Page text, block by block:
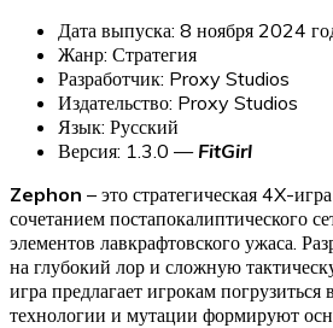
Дата выпуска: 8 ноября 2024
Жанр: Стратегия
Разработчик: Proxy Studios
Издательство: Proxy Studios
Язык: Русский
Версия: 1.3.0 — FitGirl
Zephon – это стратегическая 4X-
сочетанием постапокалиптического
элементов лавкрафтовского ужаса.
на глубокий лор и сложную
игра предлагает игрокам
технологии и мутации формируют